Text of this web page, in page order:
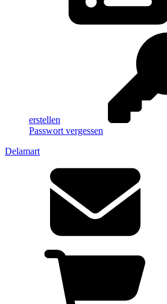
erstellen
Passwort vergessen
Delamart